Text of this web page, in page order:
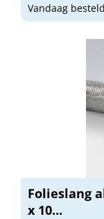
Vandaag
Folieslang
x 10...